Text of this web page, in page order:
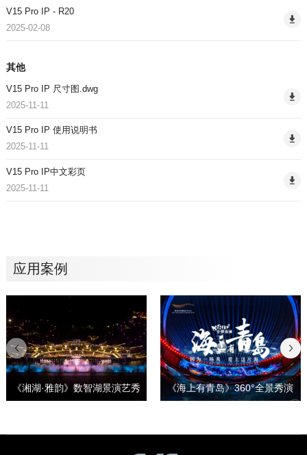
V15 Pro IP - R20
2025-02-08
其他
V15 Pro IP 尺寸图.dwg
2025-11-11
V15 Pro IP 使用说明书
2025-11-11
V15 Pro IP中文彩页
2025-11-11
应用案例
《湘湖·雅韵》数智湖景演艺秀 《海上有青岛》360°全景秀演